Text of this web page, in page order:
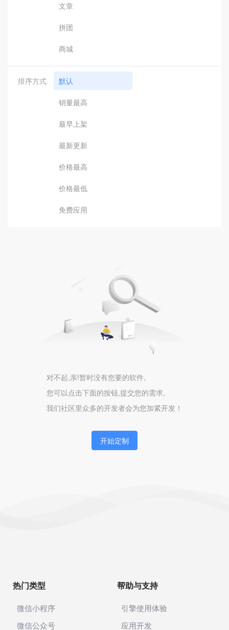
文章
拼团
商城
排序方式 默认
销量最高
最早上架
最新更新
价格最高
价格最低
免费应用
对不起,亲!暂时没有您要的软件,
您可以点击下面的按钮,提交您的需求,
我们社区里众多的开发者会为您加紧开发！
开始定制
热门类型
微信小程序
微信公众号
帮助与支持
引擎使用体验
应用开发